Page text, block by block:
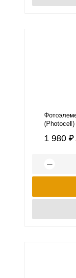
(Photocell)
1 980 ₽
−